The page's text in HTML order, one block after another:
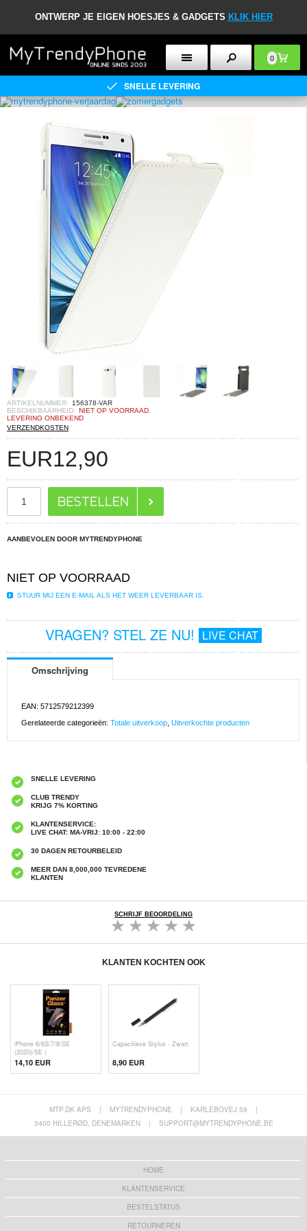
ONTWERP JE EIGEN HOESJES & GADGETS KLIK HIER
0
SNELLE LEVERING
ARTIKELNUMMER:
156378-VAR
BESCHIKBAARHEID: NIET OP VOORRAAD.
LEVERING ONBEKEND
VERZENDKOSTEN
EUR12,90
AANBEVOLEN DOOR MYTRENDYPHONE
NIET OP VOORRAAD
STUUR MIJ EEN E-MAIL ALS HET WEER LEVERBAAR IS.
VRAGEN? STEL ZE NU! LIVE CHAT
Omschrijving
EAN: 5712579212399
Gerelateerde categorieën: Totale uitverkoop Uitverkochte producten
SNELLE LEVERING
CLUB TRENDY
KRIJG 7% KORTING
KLANTENSERVICE:
LIVE CHAT: MA-VRIJ: 10:00 - 22:00
30 DAGEN RETOURBELEID
MEER DAN 8,000,000 TEVREDENE
KLANTEN
SCHRIJF BEOORDELING
KLANTEN KOCHTEN OOK
iPhone 6/6S/7/8/SE
(2020)/SE (
14,10 EUR
Capacitieve Stylus - Zwart
8,90 EUR
MTP.DK APS | MYTRENDYPHONE | KARLEBOVEJ 59
|
3400 HILLERØD, DENEMARKEN
| SUPPORT@MYTRENDYPHONE.BE
HOME
KLANTENSERVICE
BESTELSTATUS
RETOURNEREN